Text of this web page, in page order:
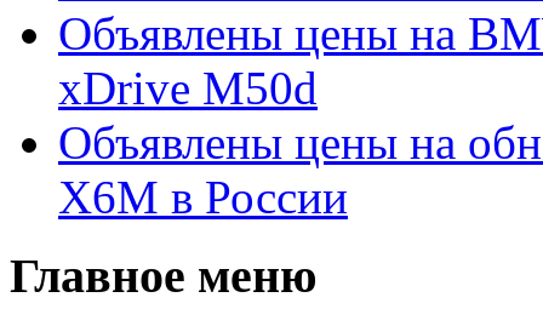
Объявлены цены на
xDrive M50d
Объявлены цены на
X6M в России
Главное меню